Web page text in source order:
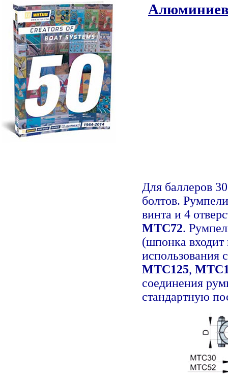
Для баллеров
болтов.
винта и 4
MTC72.
(шпонка входит
использования
MTC125,
соединения
стандартную